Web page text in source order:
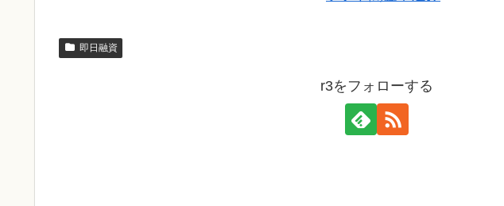
即日融資
r3をフォローする